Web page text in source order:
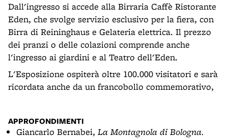
Dall'ingresso si accede alla Birraria Caffè Ristorante
Eden, che svolge servizio esclusivo per la fiera, con
Birra di Reininghaus e Gelateria elettrica. Il prezzo
dei pranzi o delle colazioni comprende anche
l'ingresso ai giardini e al Teatro dell'Eden.
L'Esposizione ospiterà oltre 100.000 visitatori e sarà
ricordata anche da un francobollo commemorativo,
APPROFONDIMENTI
Giancarlo Bernabei, La Montagnola di Bologna.